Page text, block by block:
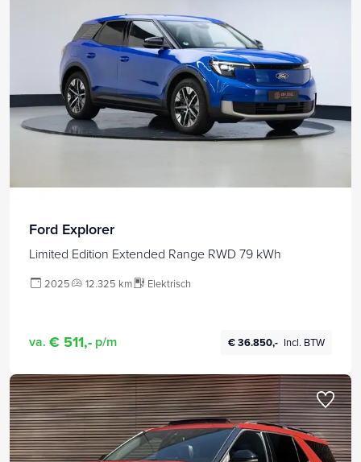
Ford Explorer
Limited Edition Extended Range RWD 79 kWh
2025 12.325 km Elektrisch
va. € 511,- p/m € 36.850,- Incl. BTW